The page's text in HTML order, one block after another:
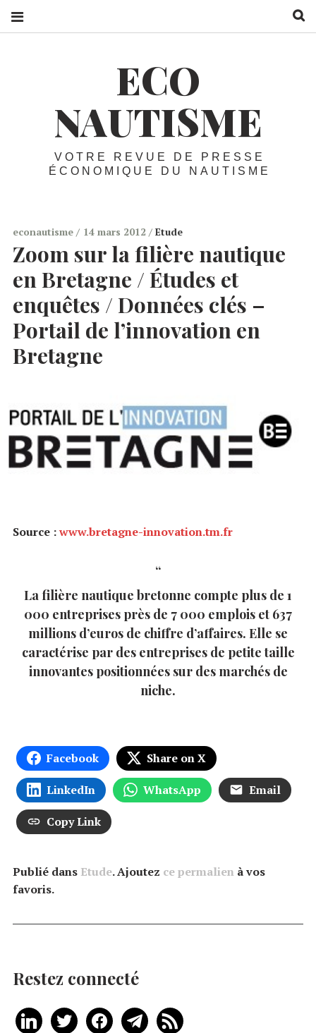
ECO
NAUTISME
VOTRE REVUE DE PRESSE
ÉCONOMIQUE DU NAUTISME
econautisme 14 mars 2012 Etude
Zoom sur la filière nautique
en Bretagne / Études et
enquêtes / Données clés –
Portail de l’innovation en
Bretagne
Source :www.bretagne-innovation.tm.fr
La filière nautique bretonne compte plus de 1
000 entreprises près de 7 000 emplois et 637
millions d’euros de chiffre d’affaires. Elle se
caractérise par des entreprises de petite taille
innovantes positionnées sur des marchés de
niche.
Facebook Share on X
LinkedIn WhatsApp Email
Copy Link
Publié dans Etude. Ajoutez ce permalien à vos
favoris.
Restez connecté